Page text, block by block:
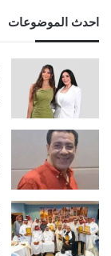
احدث الموضوعات